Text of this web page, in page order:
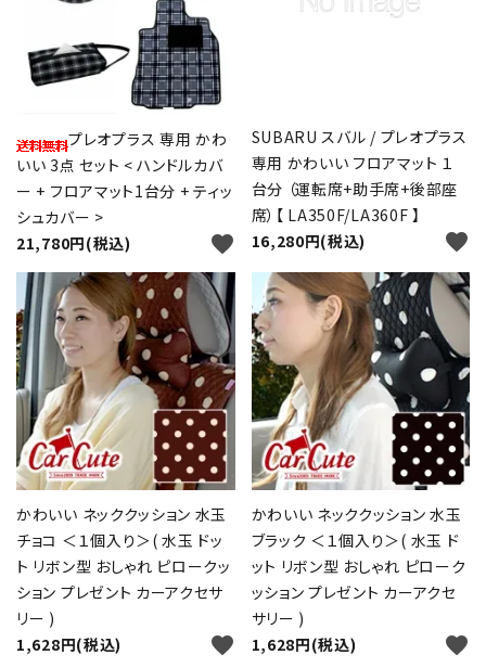
プレオプラス 専用 かわ
いい 3点 セット < ハンドルカバ
ー + フロアマット1台分 + ティッ
シュカバー >
21,780円(税込)
favorite
SUBARU スバル / プレオプラス
専用 かわいい フロアマット １
台分 （運転席+助手席+後部座
席）【 LA350F/LA360F 】
16,280円(税込)
favorite
かわいい ネッククッション 水玉
チョコ ＜１個入り＞( 水玉 ドッ
ト リボン型 おしゃれ ピロークッ
ション プレゼント カーアクセサ
リー )
1,628円(税込)
favorite
かわいい ネッククッション 水玉
ブラック ＜１個入り＞( 水玉 ド
ット リボン型 おしゃれ ピローク
ッション プレゼント カーアクセ
サリー )
1,628円(税込)
favorite